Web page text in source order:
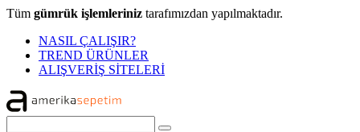
Tüm gümrük işlemleriniz tarafımızdan yapılmaktadır.
NASIL ÇALIŞIR?
TREND ÜRÜNLER
ALIŞVERİŞ SİTELERİ